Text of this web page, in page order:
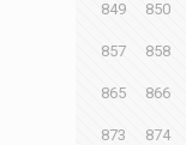
849 850
857 858
865 866
873 874